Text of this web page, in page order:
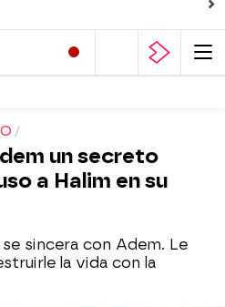
un secreto
a Halim en su
sincera con Adem. Le
la vida con la